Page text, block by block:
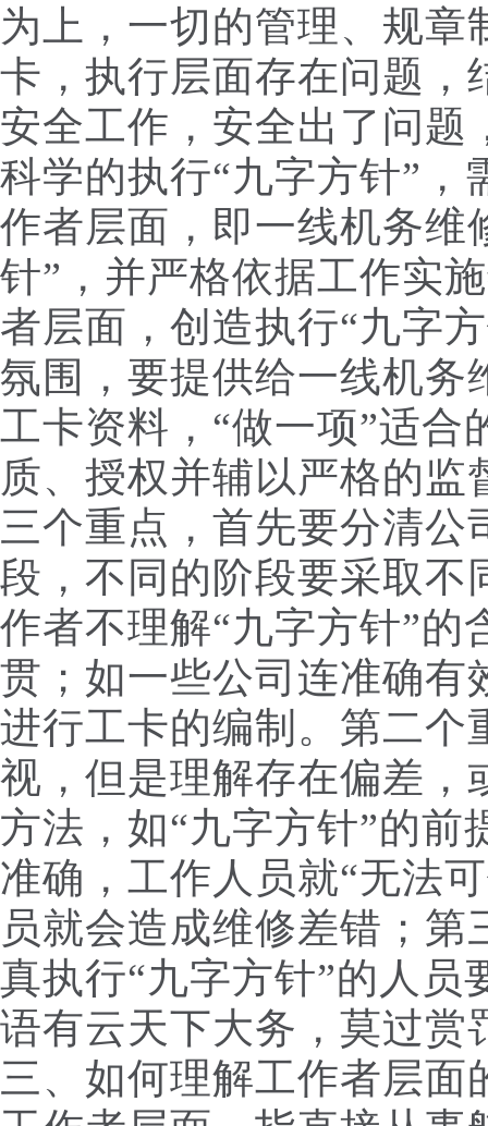
为上，一切的管理、规
卡，执行层面存在问题，
安全工作，安全出了问题
科学的执行“九字方针”
作者层面，即一线机务维
针”，并严格依据工作实
者层面，创造执行“九字
氛围，要提供给一线机务
工卡资料，“做一项”适合
质、授权并辅以严格的监
三个重点，首先要分清公
段，不同的阶段要采取不
作者不理解“九字方针”
贯；如一些公司连准确有
进行工卡的编制。第二个
视，但是理解存在偏差，
方法，如“九字方针”的
准确，工作人员就“无法
员就会造成维修差错；
真执行“九字方针”的人
语有云天下大务，莫过赏
三、如何理解工作者层面